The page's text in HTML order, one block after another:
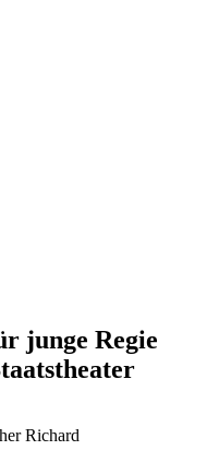
junge Regie
Richard